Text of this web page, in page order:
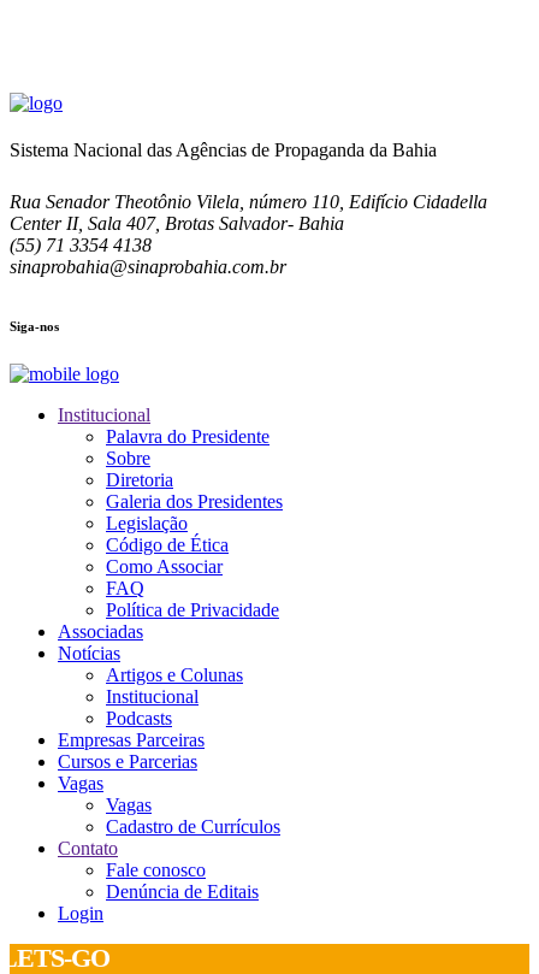
Sistema Nacional das Agências de Propaganda da Bahia
Rua Senador Theotônio Vilela, número 110, Edifício Cidadella
Center II, Sala 407, Brotas Salvador- Bahia
(55) 71 3354 4138
sinaprobahia@sinaprobahia.com.br
Siga-nos
Institucional
Palavra do Presidente
Sobre
Diretoria
Galeria dos Presidentes
Legislação
Código de Ética
Como Associar
FAQ
Política de Privacidade
Associadas
Notícias
Artigos e Colunas
Institucional
Podcasts
Empresas Parceiras
Cursos e Parcerias
Vagas
Vagas
Cadastro de Currículos
Contato
Fale conosco
Denúncia de Editais
Login
LETS-GO